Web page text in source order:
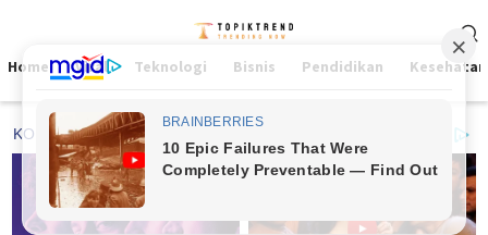
contentMenu
Home Viral Teknologi Bisnis Pendidikan Kesehatan